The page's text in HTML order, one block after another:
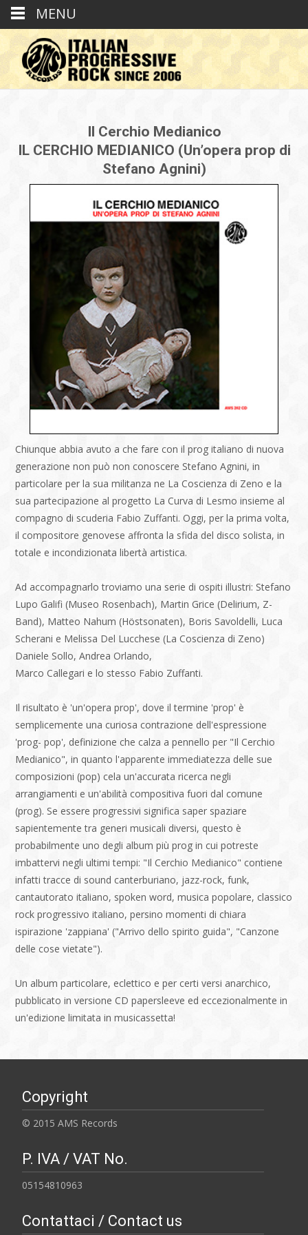
Il Cerchio Medianico
IL CERCHIO MEDIANICO (Un’opera prop di
Stefano Agnini)
Chiunque abbia avuto a che fare con il prog italiano di nuova
generazione non può non conoscere Stefano Agnini, in
particolare per la sua militanza ne La Coscienza di Zeno e la
sua partecipazione al progetto La Curva di Lesmo insieme al
compagno di scuderia Fabio Zuffanti. Oggi, per la prima volta,
il compositore genovese affronta la sfida del disco solista, in
totale e incondizionata libertà artistica.
Ad accompagnarlo troviamo una serie di ospiti illustri: Stefano
Lupo Galifi (Museo Rosenbach), Martin Grice (Delirium, Z-
Band), Matteo Nahum (Höstsonaten), Boris Savoldelli, Luca
Scherani e Melissa Del Lucchese (La Coscienza di Zeno)
Daniele Sollo, Andrea Orlando,
Marco Callegari e lo stesso Fabio Zuffanti.
Il risultato è 'un'opera prop', dove il termine 'prop' è
semplicemente una curiosa contrazione dell'espressione
'prog- pop', definizione che calza a pennello per "Il Cerchio
Medianico", in quanto l'apparente immediatezza delle sue
composizioni (pop) cela un'accurata ricerca negli
arrangiamenti e un'abilità compositiva fuori dal comune
(prog). Se essere progressivi significa saper spaziare
sapientemente tra generi musicali diversi, questo è
probabilmente uno degli album più prog in cui potreste
imbattervi negli ultimi tempi: "Il Cerchio Medianico" contiene
infatti tracce di sound canterburiano, jazz-rock, funk,
cantautorato italiano, spoken word, musica popolare, classico
rock progressivo italiano, persino momenti di chiara
ispirazione 'zappiana' ("Arrivo dello spirito guida", "Canzone
delle cose vietate").
Un album particolare, eclettico e per certi versi anarchico,
pubblicato in versione CD papersleeve ed eccezionalmente in
un'edizione limitata in musicassetta!
Copyright
© 2015 AMS Records
P. IVA / VAT No.
05154810963
Contattaci / Contact us
MENU